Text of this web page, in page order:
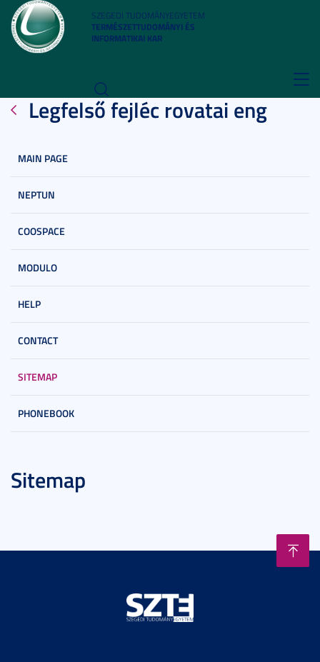
SZEGEDI TUDOMÁNYEGYETEM
TERMÉSZETTUDOMÁNYI ÉS
INFORMATIKAI KAR
Legfelső fejléc rovatai eng
MAIN PAGE
NEPTUN
COOSPACE
MODULO
HELP
CONTACT
SITEMAP
PHONEBOOK
Sitemap